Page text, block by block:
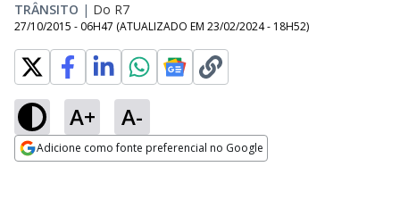
TRÂNSITO | Do R7
27/10/2015 - 06H47 (ATUALIZADO EM 23/02/2024 - 18H52)
A+ A-
Adicione como fonte preferencial no Google